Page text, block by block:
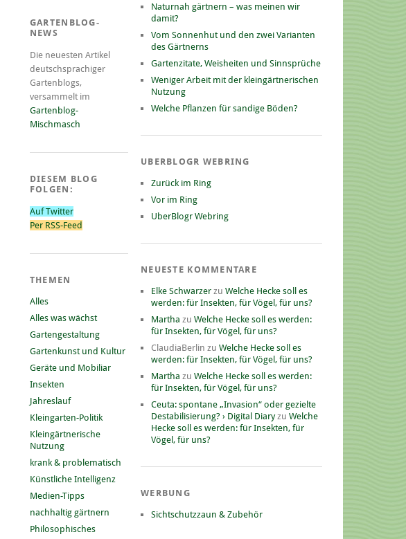
GARTENBLOG-
NEWS
Die neuesten Artikel
deutschsprachiger
Gartenblogs,
versammelt im
Gartenblog-
Mischmasch
DIESEM BLOG
FOLGEN:
Auf Twitter
Per RSS-Feed
THEMEN
Alles
Alles was wächst
Gartengestaltung
Gartenkunst und Kultur
Geräte und Mobiliar
Insekten
Jahreslauf
Kleingarten-Politik
Kleingärtnerische
Nutzung
krank & problematisch
Künstliche Intelligenz
Medien-Tipps
nachhaltig gärtnern
Philosophisches
Naturnah gärtnern – was meinen wir
damit?
Vom Sonnenhut und den zwei Varianten
des Gärtnerns
Gartenzitate, Weisheiten und Sinnsprüche
Weniger Arbeit mit der kleingärtnerischen
Nutzung
Welche Pflanzen für sandige Böden?
UBERBLOGR WEBRING
Zurück im Ring
Vor im Ring
UberBlogr Webring
NEUESTE KOMMENTARE
Elke Schwarzer zu Welche Hecke soll es
werden: für Insekten, für Vögel, für uns?
Martha zu Welche Hecke soll es werden:
für Insekten, für Vögel, für uns?
ClaudiaBerlin zu Welche Hecke soll es
werden: für Insekten, für Vögel, für uns?
Martha zu Welche Hecke soll es werden:
für Insekten, für Vögel, für uns?
Ceuta: spontane „Invasion“ oder gezielte
Destabilisierung? › Digital Diaryzu Welche
Hecke soll es werden: für Insekten, für
Vögel, für uns?
WERBUNG
Sichtschutzzaun & Zubehör